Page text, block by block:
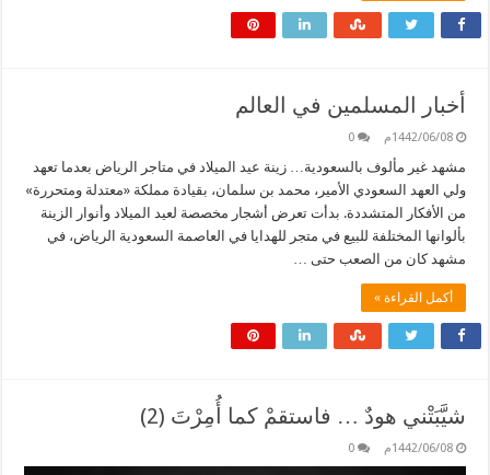
أخبار المسلمين في العالم
1442/06/08م 0
مشهد غير مألوف بالسعودية… زينة عيد الميلاد في متاجر الرياض بعدما تعهد
ولي العهد السعودي الأمير، محمد بن سلمان، بقيادة مملكة «معتدلة ومتحررة»
من الأفكار المتشددة. بدأت تعرض أشجار مخصصة لعيد الميلاد وأنوار الزينة
بألوانها المختلفة للبيع في متجر للهدايا في العاصمة السعودية الرياض، في
مشهد كان من الصعب حتى …
أكمل القراءة »
شيَّبَتْني هودٌ … فاستقمْ كما أُمِرْتَ (2)
1442/06/08م 0